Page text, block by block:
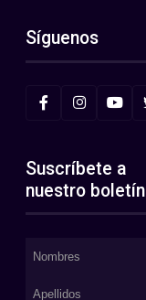
Síguenos
Suscríbete a
nuestro boletín